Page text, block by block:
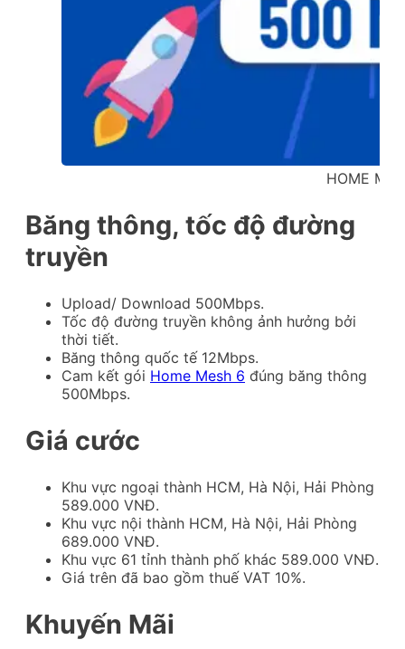
HOME
Băng thông, tốc độ đường
truyền
Upload/ Download 500Mbps.
Tốc độ đường truyền không ảnh hưởng bởi
thời tiết.
Băng thông quốc tế 12Mbps.
Cam kết gói Home Mesh 6 đúng băng thông
500Mbps.
Giá cước
Khu vực ngoại thành HCM, Hà Nội, Hải Phòng
589.000 VNĐ.
Khu vực nội thành HCM, Hà Nội, Hải Phòng
689.000 VNĐ.
Khu vực 61 tỉnh thành phố khác 589.000 VNĐ.
Giá trên đã bao gồm thuế VAT 10%.
Khuyến Mãi